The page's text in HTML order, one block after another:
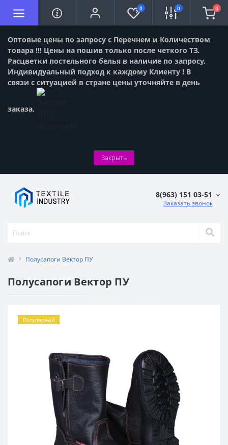
Оптовые цены по запросу с Перечнем и Количеством
товара !!! Цены на пошив только после четкого ТЗ.
Расцветки постельного белья в наличие по запросу.
Индивидуальный подход к каждому Клиенту ! В
связи с ситуацией в стране цены уточняйте в день
заказа.
Закрыть
0 0 0
8(963) 151 03-51
Заказать звонок
Полусапоги Вектор ПУ
Полусапоги Вектор ПУ
Популярный